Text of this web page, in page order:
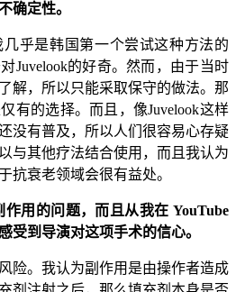
确定性。
乎是韩国第一个尝试这种方法的
Juvelook的好奇。然而，由于当时
解，所以只能采取保守的做法。那
有的选择。而且，像Juvelook这样
没有普及，所以人们很容易心存疑
与其他疗法结合使用，而且我认为
抗衰老领域会很有益处。
作用的问题，而且从我在 YouTube
受到导演对这项手术的信心。
险。我认为副作用是由操作者造成